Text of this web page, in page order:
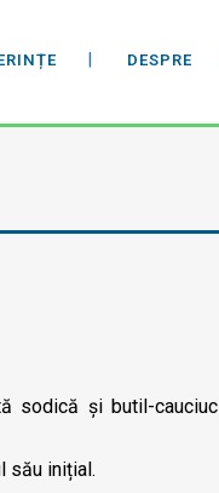
DESPRE
sodică și butil-cauciuc
său inițial.